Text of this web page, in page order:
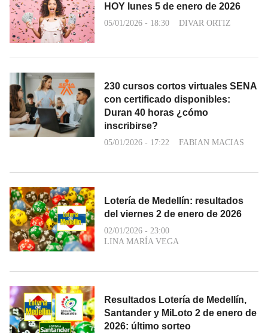
HOY lunes 5 de enero de 2026
05/01/2026 - 18:30 DIVAR ORTIZ
230 cursos cortos virtuales SENA
con certificado disponibles:
Duran 40 horas ¿cómo
inscribirse?
05/01/2026 - 17:22 FABIAN MACIAS
Lotería de Medellín: resultados
del viernes 2 de enero de 2026
02/01/2026 - 23:00
LINA MARÍA VEGA
Resultados Lotería de Medellín,
Santander y MiLoto 2 de enero de
2026: último sorteo